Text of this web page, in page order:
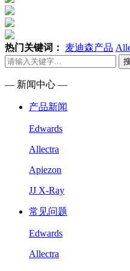
热门关键词： 麦迪森产品
— 新闻中心 —
产品新闻
Edwards
Allectra
Apiezon
JJ X-Ray
常见问题
Edwards
Allectra